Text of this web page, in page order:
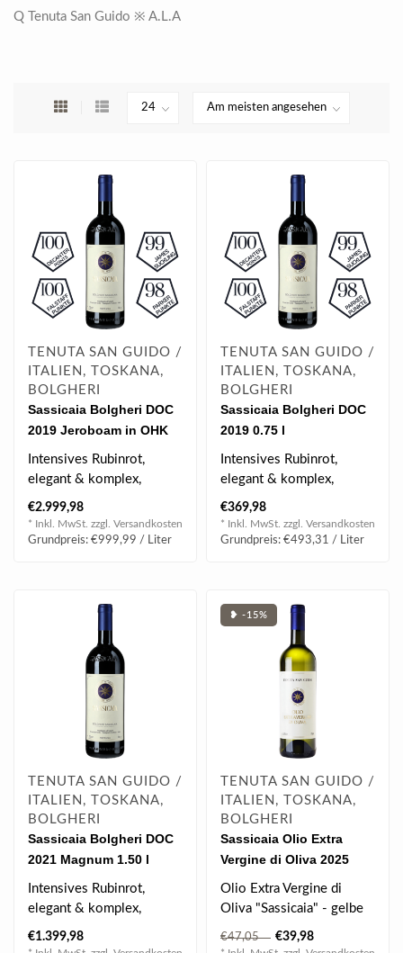
Q Tenuta San Guido ※ A.L.A
TENUTA SAN GUIDO /
ITALIEN, TOSKANA,
BOLGHERI
Sassicaia Bolgheri DOC
2019 Jeroboam in OHK
3.0 l
Intensives Rubinrot,
elegant & komplex,
kraftvoll, tolle Balance,
schön integri..
€2.999,98
* Inkl. MwSt. zzgl. Versandkosten
Grundpreis: €999,99 / Liter
TENUTA SAN GUIDO /
ITALIEN, TOSKANA,
BOLGHERI
Sassicaia Bolgheri DOC
2019 0.75 l
Intensives Rubinrot,
elegant & komplex,
kraftvoll, tolle Balance,
schön integri..
€369,98
* Inkl. MwSt. zzgl. Versandkosten
Grundpreis: €493,31 / Liter
TENUTA SAN GUIDO /
ITALIEN, TOSKANA,
BOLGHERI
Sassicaia Bolgheri DOC
2021 Magnum 1.50 l
Intensives Rubinrot,
elegant & komplex,
kraftvoll, tolle Balance,
schön integri..
€1.399,98
❥ -15%
TENUTA SAN GUIDO /
ITALIEN, TOSKANA,
BOLGHERI
Sassicaia Olio Extra
Vergine di Oliva 2025
0.75 l
Olio Extra Vergine di
Oliva "Sassicaia" - gelbe
Farbe mit grünen
Reflexen, harm..
€47,05 €39,98